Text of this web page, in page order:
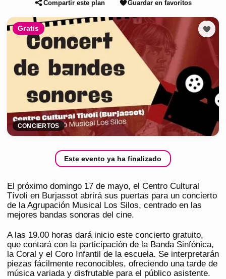
Compartir este plan Guardar en favoritos
Gratis
CONCIERTOS
Este evento ya ha finalizado
El próximo domingo 17 de mayo, el Centro Cultural
Tívoli en Burjassot abrirá sus puertas para un concierto
de la Agrupación Musical Los Silos, centrado en las
mejores bandas sonoras del cine.
A las 19.00 horas dará inicio este concierto gratuito,
que contará con la participación de la Banda Sinfónica,
la Coral y el Coro Infantil de la escuela. Se interpretarán
piezas fácilmente reconocibles, ofreciendo una tarde de
música variada y disfrutable para el público asistente.